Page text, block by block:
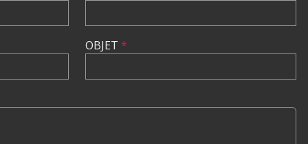
OBJET *